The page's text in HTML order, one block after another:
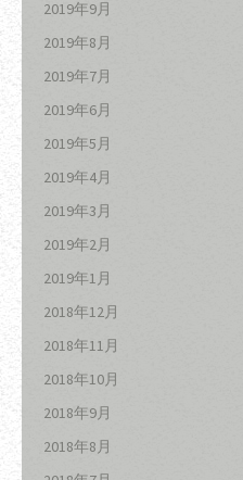
2019年9月
2019年8月
2019年7月
2019年6月
2019年5月
2019年4月
2019年3月
2019年2月
2019年1月
2018年12月
2018年11月
2018年10月
2018年9月
2018年8月